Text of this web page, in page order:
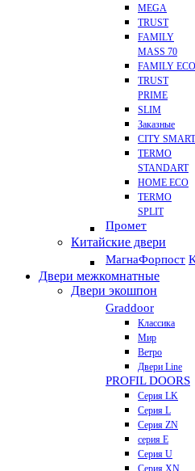
MEGA
TRUST
FAMILY
MASS 70
FAMILY ECO
TRUST
PRIME
SLIM
Заказные
CITY SMART
TERMO
STANDART
HOME ECO
ТЕRМО
SPLIT
Промет
Китайские двери
МагнаФорпост
Двери межкомнатные
Двери экошпон
Graddoor
Классика
Мир
Ветро
Двери Line
PROFIL DOORS
Серия LK
Серия L
Серия ZN
серия E
Серия U
Серия XN